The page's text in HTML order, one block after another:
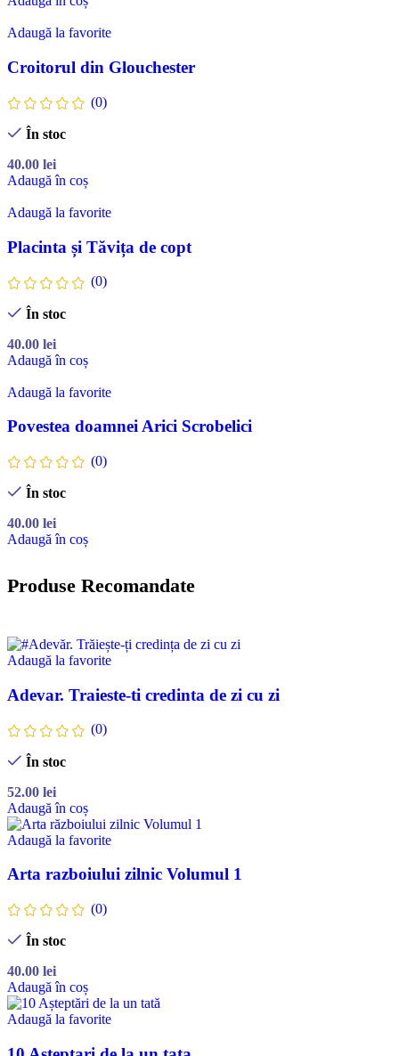
Adaugă la favorite
Croitorul din Glouchester
(0)
În stoc
40.00 lei
Adaugă în coș
Adaugă la favorite
Placinta și Tăvița de copt
(0)
În stoc
40.00 lei
Adaugă în coș
Adaugă la favorite
Povestea doamnei Arici Scrobelici
(0)
În stoc
40.00 lei
Adaugă în coș
Produse Recomandate
Adaugă la favorite
Adevar. Traieste-ti credinta de zi cu zi
(0)
În stoc
52.00 lei
Adaugă în coș
Adaugă la favorite
Arta razboiului zilnic Volumul 1
(0)
În stoc
40.00 lei
Adaugă în coș
Adaugă la favorite